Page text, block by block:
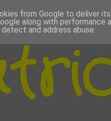
from Google to deliver
along with
and address abuse.